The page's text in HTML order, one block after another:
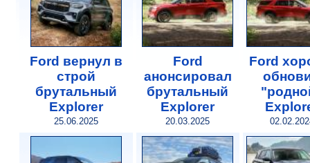
Ford вернул в
строй
брутальный
Explorer
25.06.2025
Ford
анонсировал
брутальный
Explorer
20.03.2025
Ford